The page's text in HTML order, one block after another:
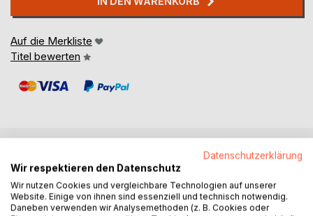
Auf die Merkliste
Titel bewerten
BESCHREIBUNG
Ein Toter hängt am Baum, nahe Berlin, wo Jan Henrichs
Datenschutzerklärung
Wir respektieren den Datenschutz
Wir nutzen Cookies und vergleichbare Technologien auf unserer
Website. Einige von ihnen sind essenziell und technisch notwendig.
Daneben verwenden wir Analysemethoden (z. B. Cookies oder